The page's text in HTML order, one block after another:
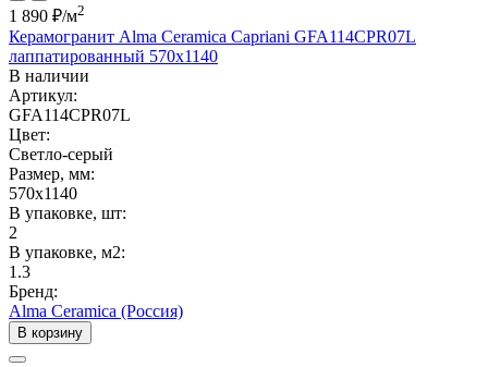
1 890 ₽/м2
Керамогранит Alma Ceramica Capriani GFA114CPR07L
лаппатированный 570x1140
В наличии
Артикул:
GFA114CPR07L
Цвет:
Светло-серый
Размер, мм:
570x1140
В упаковке, шт:
2
В упаковке, м2:
1.3
Бренд:
Alma Ceramica (Россия)
В корзину